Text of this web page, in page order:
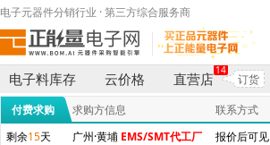
电子元器件分销行业 · 第三方综合服务商
电子料库存 云价格 直营店
14
订货
付费求购 求购方信息 联系方式
剩余15天 广州·黄埔 EMS/SMT代工厂 报价后可见